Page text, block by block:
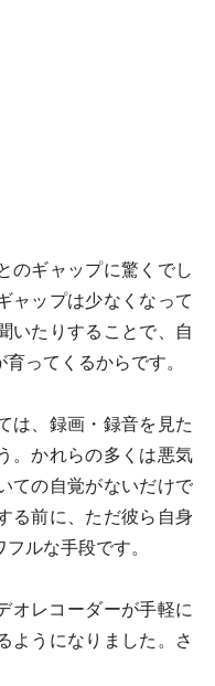
のギャップに驚くでし
ャップは少なくなって
いたりすることで、自
ってくるからです。
は、録画・録音を見た
。かれらの多くは悪気
ての自覚がないだけで
る前に、ただ彼ら自身
ルな手段です。
オレコーダーが手軽に
ようになりました。さ